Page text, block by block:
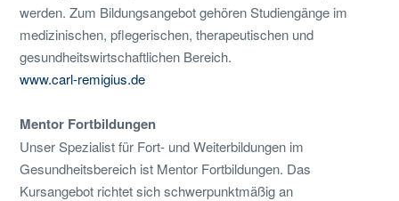
werden. Zum Bildungsangebot gehören Studiengänge im
medizinischen, pflegerischen, therapeutischen und
gesundheitswirtschaftlichen Bereich.
www.carl-remigius.de
Mentor Fortbildungen
Unser Spezialist für Fort- und Weiterbildungen im
Gesundheitsbereich ist Mentor Fortbildungen. Das
Kursangebot richtet sich schwerpunktmäßig an